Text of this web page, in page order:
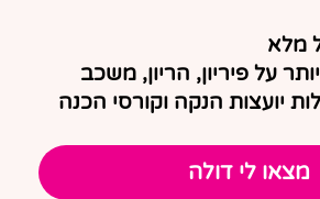
מלא
על פיריון, הריון, משכב
יועצות הנקה וקורסי הכנה
מצאו לי דולה